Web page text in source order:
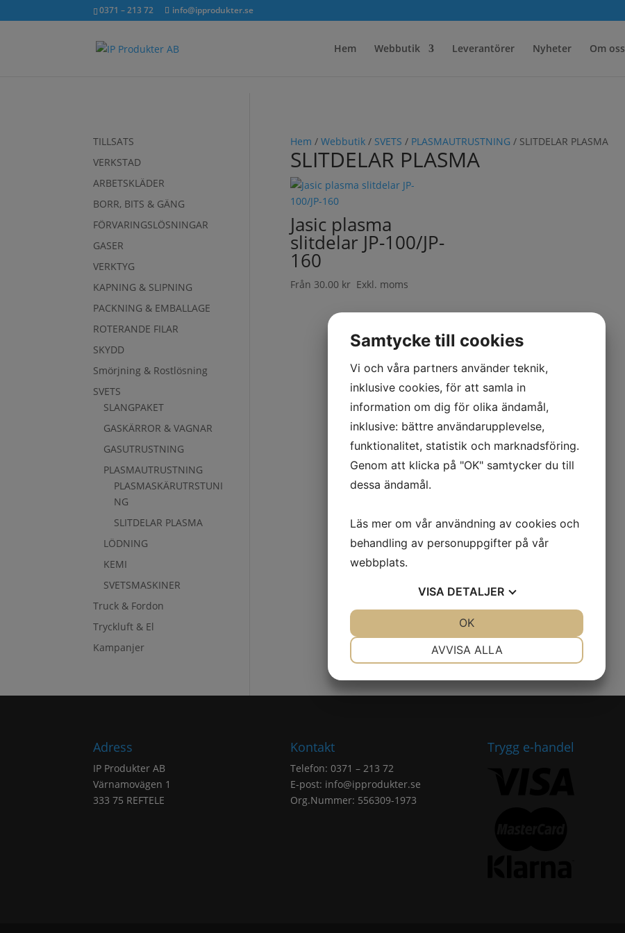
inkl. moms0371 – 213 72 info@ipprodukter.se
Hem Webbutik Leverantörer Nyheter Om oss
Hem / Webbutik/ SVETS / PLASMAUTRUSTNING / SLITDELAR PLASMA
SLITDELAR PLASMA
Jasic plasma
slitdelar JP-100/JP-
160
Från 30.00 krExkl. moms
TILLSATS
VERKSTAD
ARBETSKLÄDER
BORR, BITS & GÄNG
FÖRVARINGSLÖSNINGAR
GASER
VERKTYG
KAPNING & SLIPNING
PACKNING & EMBALLAGE
ROTERANDE FILAR
SKYDD
Smörjning & Rostlösning
SVETS
SLANGPAKET
GASKÄRROR & VAGNAR
GASUTRUSTNING
PLASMAUTRUSTNING
PLASMASKÄRUTRSTUNI
NG
SLITDELAR PLASMA
LÖDNING
KEMI
SVETSMASKINER
Truck & Fordon
Tryckluft & El
Kampanjer
Adress
IP Produkter AB
Värnamovägen 1
333 75 REFTELE
Kontakt
Telefon: 0371 – 213 72
E-post: info@ipprodukter.se
Org.Nummer: 556309-1973
Trygg e-handel
Samtycke till cookies
Vi och våra partners använder teknik,
inklusive cookies, för att samla in
information om dig för olika ändamål,
inklusive: bättre användarupplevelse,
funktionalitet, statistik och marknadsföring.
Genom att klicka på "OK" samtycker du till
dessa ändamål.
Läs mer om vår användning av cookies och
behandling av personuppgifter på vår
webbplats.
VISA DETALJER
AVVISA ALLA
OK